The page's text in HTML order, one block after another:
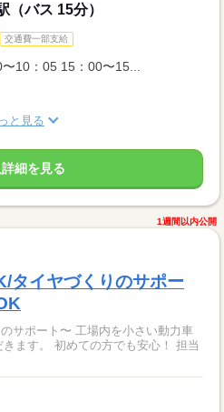
（バス 15分）
交通費一部支給
10：05 15：00〜15...
と見る
細を見る
1週間以内公開
タイヤづくりのサポー
サポート〜 工場内を小さい動力車
も安心！ 担当